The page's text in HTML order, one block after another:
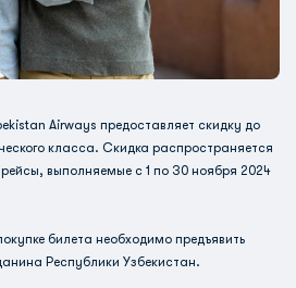
Airways предоставляет скидку до
класса. Скидка распространяется
выполняемые с 1 по 30 ноября 2024
билета необходимо предъявить
Республики Узбекистан.